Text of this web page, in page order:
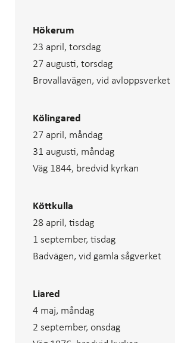
Hökerum
23 april, torsdag
27 augusti, torsdag
Brovallavägen, vid avloppsverket
Kölingared
27 april, måndag
31 augusti, måndag
Väg 1844, bredvid kyrkan
Köttkulla
28 april, tisdag
1 september, tisdag
Badvägen, vid gamla sågverket
Liared
4 maj, måndag
2 september, onsdag